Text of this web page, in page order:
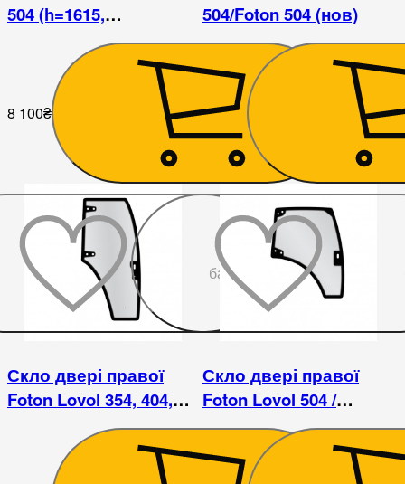
504 (h=1615,
L=655x765x305)
8 100₴
504/Foton 504 (нов)
7 875₴
бажаного
Скло двері правої
Foton Lovol 354, 404,
454, 504 / ДТЗ 504
Скло двері правої
Foton Lovol 504 /
FT504CN